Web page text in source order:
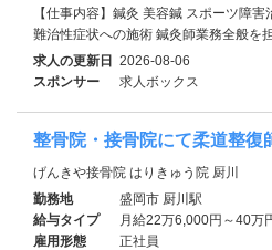
【仕事内容】鍼灸 美容鍼 スポーツ障
難治性症状への施術 鍼灸師業務全般を
求人の更新日 2026-08-06
スポンサー
求人ボックス
整骨院・接骨院にて柔道整復
げんきや接骨院 はりきゅう院 厨川
勤務地
盛岡市 厨川駅
給与タイプ
月給22万6,000円～40万
雇用形態
正社員